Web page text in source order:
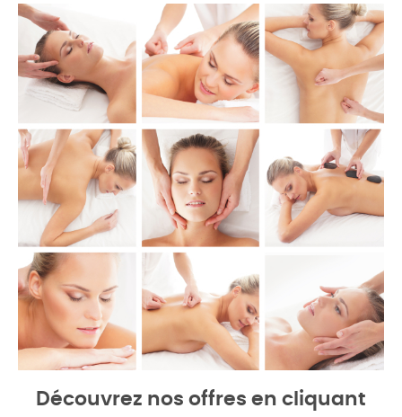
Découvrez nos offres en cliquant